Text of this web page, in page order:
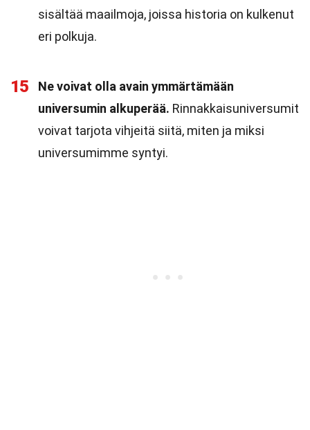
sisältää maailmoja, joissa historia on kulkenut
eri polkuja.
15
Ne voivat olla avain ymmärtämään
universumin alkuperää. Rinnakkaisuniversumit
voivat tarjota vihjeitä siitä, miten ja miksi
universumimme syntyi.